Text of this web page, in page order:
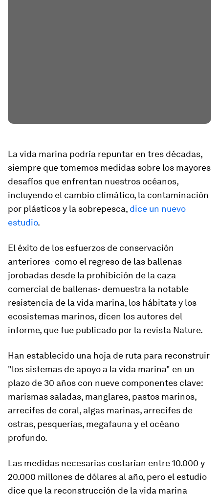
La vida marina podría repuntar en tres décadas,
siempre que tomemos medidas sobre los mayores
desafíos que enfrentan nuestros océanos,
incluyendo el cambio climático, la contaminación
por plásticos y la sobrepesca, dice un nuevo
estudio.
El éxito de los esfuerzos de conservación
anteriores -como el regreso de las ballenas
jorobadas desde la prohibición de la caza
comercial de ballenas- demuestra la notable
resistencia de la vida marina, los hábitats y los
ecosistemas marinos, dicen los autores del
informe, que fue publicado por la revista Nature.
Han establecido una hoja de ruta para reconstruir
"los sistemas de apoyo a la vida marina" en un
plazo de 30 años con nueve componentes clave:
marismas saladas, manglares, pastos marinos,
arrecifes de coral, algas marinas, arrecifes de
ostras, pesquerías, megafauna y el océano
profundo.
Las medidas necesarias costarían entre 10.000 y
20.000 millones de dólares al año, pero el estudio
dice que la reconstrucción de la vida marina